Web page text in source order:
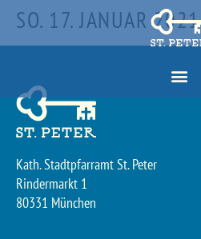
SO. 17. JANUAR 2021
Kath. Stadtpfarramt St. Peter
Rindermarkt 1
80331 München